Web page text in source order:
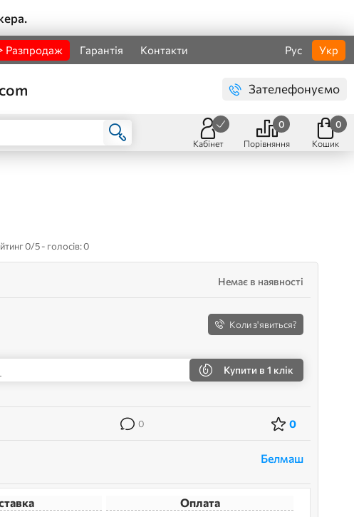
Разпродаж Гарантія Контакти Рус Укр
Зателефонуємо
Кабінет Порівняння
0
Кошик
0
0/5 - голосів: 0
Немає в наявності
Коли з'явиться?
Купити в 1 клік
0 0
Белмаш
Оплата